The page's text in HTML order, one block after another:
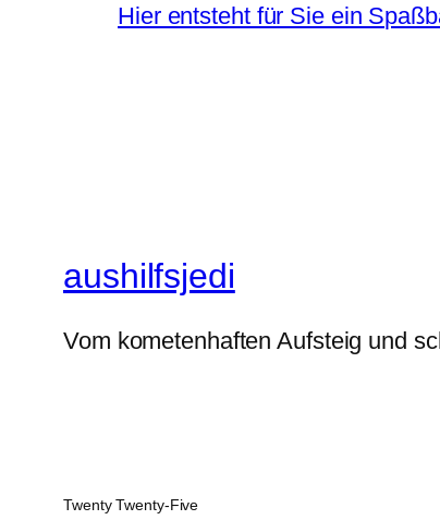
Hier entsteht für Sie ein
aushilfsjedi
Vom kometenhaften Aufsteig und
Twenty Twenty-Five